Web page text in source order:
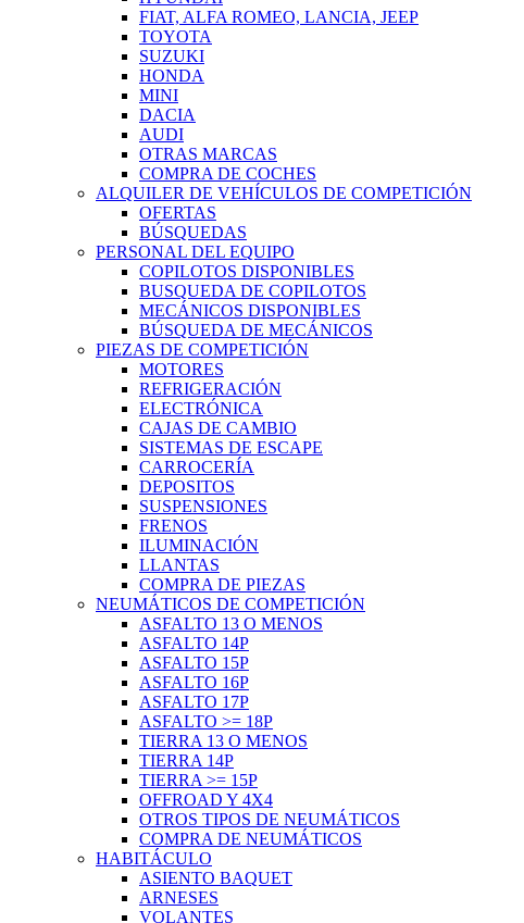
FIAT, ALFA ROMEO, LANCIA, JEEP
TOYOTA
SUZUKI
HONDA
MINI
DACIA
AUDI
OTRAS MARCAS
COMPRA DE COCHES
ALQUILER DE VEHÍCULOS DE COMPETICIÓN
OFERTAS
BÚSQUEDAS
PERSONAL DEL EQUIPO
COPILOTOS DISPONIBLES
BUSQUEDA DE COPILOTOS
MECÁNICOS DISPONIBLES
BÚSQUEDA DE MECÁNICOS
PIEZAS DE COMPETICIÓN
MOTORES
REFRIGERACIÓN
ELECTRÓNICA
CAJAS DE CAMBIO
SISTEMAS DE ESCAPE
CARROCERÍA
DEPOSITOS
SUSPENSIONES
FRENOS
ILUMINACIÓN
LLANTAS
COMPRA DE PIEZAS
NEUMÁTICOS DE COMPETICIÓN
ASFALTO 13 O MENOS
ASFALTO 14P
ASFALTO 15P
ASFALTO 16P
ASFALTO 17P
ASFALTO >= 18P
TIERRA 13 O MENOS
TIERRA 14P
TIERRA >= 15P
OFFROAD Y 4X4
OTROS TIPOS DE NEUMÁTICOS
COMPRA DE NEUMÁTICOS
HABITÁCULO
ASIENTO BAQUET
ARNESES
VOLANTES